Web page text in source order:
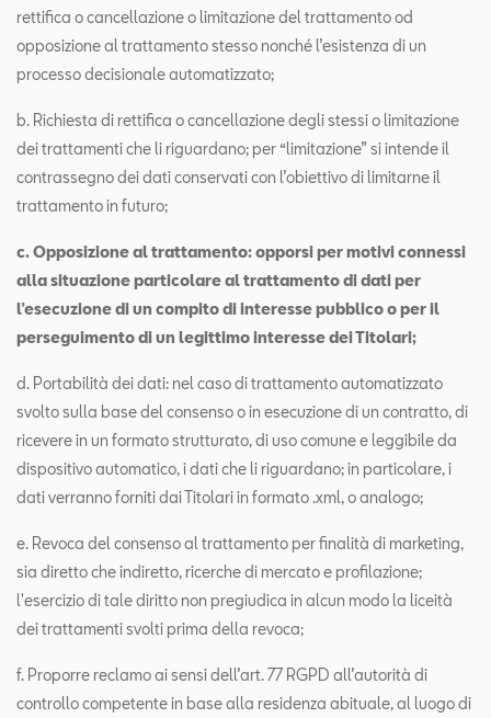
rettifica o cancellazione o limitazione del trattamento od
opposizione al trattamento stesso nonché l’esistenza di un
processo decisionale automatizzato;
b. Richiesta di rettifica o cancellazione degli stessi o limitazione
dei trattamenti che li riguardano; per “limitazione” si intende il
contrassegno dei dati conservati con l’obiettivo di limitarne il
trattamento in futuro;
c. Opposizione al trattamento: opporsi per motivi connessi
alla situazione particolare al trattamento di dati per
l’esecuzione di un compito di interesse pubblico o per il
perseguimento di un legittimo interesse dei Titolari;
d. Portabilità dei dati: nel caso di trattamento automatizzato
svolto sulla base del consenso o in esecuzione di un contratto, di
ricevere in un formato strutturato, di uso comune e leggibile da
dispositivo automatico, i dati che li riguardano; in particolare, i
dati verranno forniti dai Titolari in formato .xml, o analogo;
e. Revoca del consenso al trattamento per finalità di marketing,
sia diretto che indiretto, ricerche di mercato e profilazione;
l'esercizio di tale diritto non pregiudica in alcun modo la liceità
dei trattamenti svolti prima della revoca;
f. Proporre reclamo ai sensi dell’art. 77 RGPD all’autorità di
controllo competente in base alla residenza abituale, al luogo di